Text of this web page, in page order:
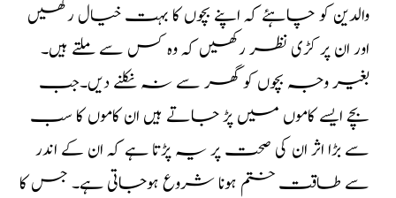
والدین کو چاہئے کہ اپنے بچوں کا بہت خیال رکھیں
اور ان پر کڑی نظر رکھیں کہ وہ کس سے ملتے ہیں۔
بغیر وجہ بچوں کو گھر سے نہ نکلنے دیں۔جب
بچے ایسے کاموں میں پڑ جاتے ہیں ان کاموں کا سب
سے بڑا اثر ان کی صحت پر یہ پڑتا ہے کہ ان کے اندر
سے طاقت ختم ہونا شروع ہوجاتی ہے۔ جس کا